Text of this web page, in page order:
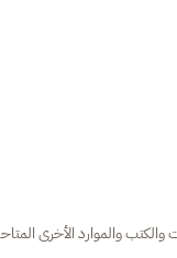
والموارد الأخرى